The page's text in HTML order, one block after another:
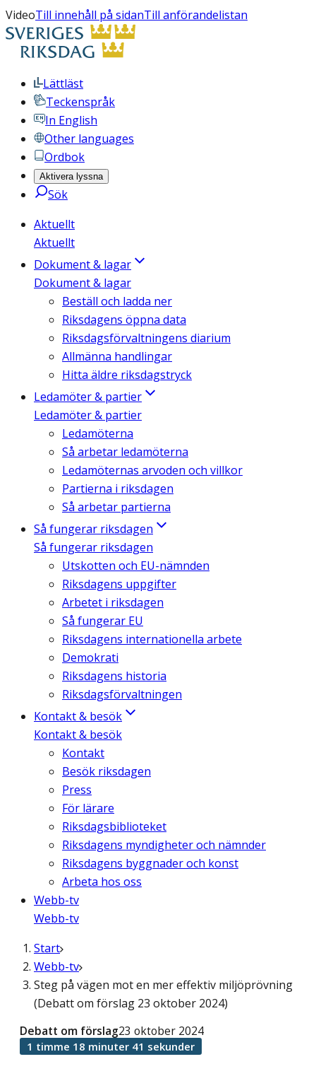
VideoTill innehåll på sidanTill anförandelistan
Lättläst
Teckenspråk
In English
Other languages
Ordbok
Aktivera lyssna
Sök
Aktuellt
Aktuellt
Dokument & lagar
Dokument & lagar
Beställ och ladda ner
Riksdagens öppna data
Riksdagsförvaltningens diarium
Allmänna handlingar
Hitta äldre riksdagstryck
Ledamöter & partier
Ledamöter & partier
Ledamöterna
Så arbetar ledamöterna
Ledamöternas arvoden och villkor
Partierna i riksdagen
Så arbetar partierna
Så fungerar riksdagen
Så fungerar riksdagen
Utskotten och EU-nämnden
Riksdagens uppgifter
Arbetet i riksdagen
Så fungerar EU
Riksdagens internationella arbete
Demokrati
Riksdagens historia
Riksdagsförvaltningen
Kontakt & besök
Kontakt & besök
Kontakt
Besök riksdagen
Press
För lärare
Riksdagsbiblioteket
Riksdagens myndigheter och nämnder
Riksdagens byggnader och konst
Arbeta hos oss
Webb-tv
Webb-tv
Start
Webb-tv
Steg på vägen mot en mer effektiv miljöprövning
(Debatt om förslag 23 oktober 2024)
Debatt om förslag23 oktober 2024
1 timme 18 minuter 41 sekunder